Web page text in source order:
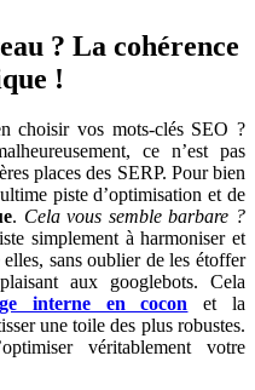
? La cohérence
!
choisir vos mots-clés SEO ?
ce n’est pas
places des SERP. Pour bien
piste d’optimisation et de
. Cela vous semble barbare ?
simplement à harmoniser et
sans oublier de les étoffer
aux googlebots. Cela
interne en cocon et la
une toile des plus robustes.
véritablement votre